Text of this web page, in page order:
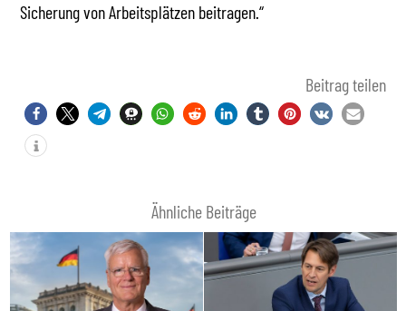
Sicherung von Arbeitsplätzen beitragen.“
Beitrag teilen
Ähnliche Beiträge